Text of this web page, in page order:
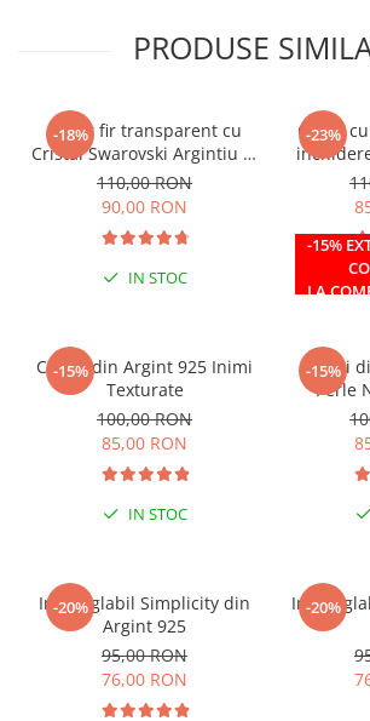
PRODUSE
-18%
Colier fir transparent cu
Cristal Swarovski Argintiu in
Caseta din Argint 925
110,00 RON
90,00 RON
IN STOC
-23%
-15%
LA
Colier
-15%
Cercei din Argint 925 Inimi
Texturate
100,00 RON
85,00 RON
IN STOC
-15%
Cercei
Perle
-20%
Inel reglabil Simplicity din
Argint 925
95,00 RON
76,00 RON
-20%
Inel